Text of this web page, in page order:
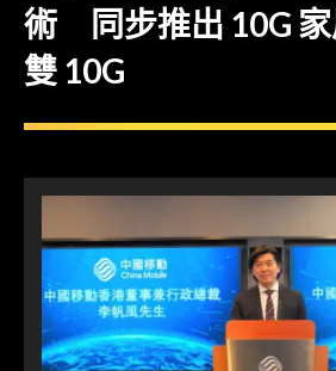
術 同步推出 10G
雙 10G